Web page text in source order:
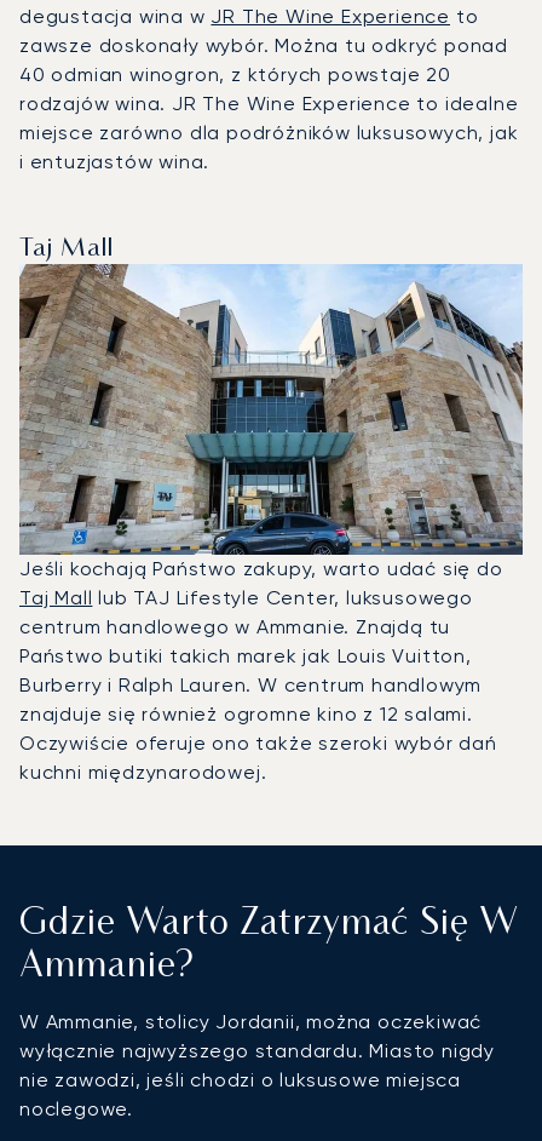
degustacja wina w JR The Wine Experience to
zawsze doskonały wybór. Można tu odkryć ponad
40 odmian winogron, z których powstaje 20
rodzajów wina. JR The Wine Experience to idealne
miejsce zarówno dla podróżników luksusowych, jak
i entuzjastów wina.
Taj Mall
Jeśli kochają Państwo zakupy, warto udać się do
Taj Mall lub TAJ Lifestyle Center, luksusowego
centrum handlowego w Ammanie. Znajdą tu
Państwo butiki takich marek jak Louis Vuitton,
Burberry i Ralph Lauren. W centrum handlowym
znajduje się również ogromne kino z 12 salami.
Oczywiście oferuje ono także szeroki wybór dań
kuchni międzynarodowej.
Gdzie Warto Zatrzymać Się W
Ammanie?
W Ammanie, stolicy Jordanii, można oczekiwać
wyłącznie najwyższego standardu. Miasto nigdy
nie zawodzi, jeśli chodzi o luksusowe miejsca
noclegowe.